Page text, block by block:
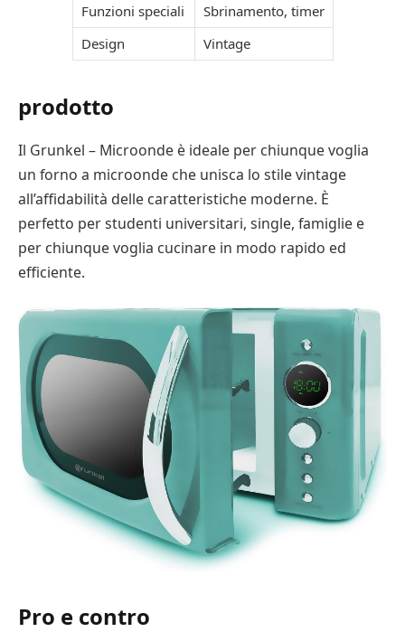
Funzioni speciali
Sbrinamento, timer
Design
Vintage
prodotto
Il Grunkel – Microonde è ideale per chiunque voglia
un forno a microonde che unisca lo stile vintage
all’affidabilità delle caratteristiche moderne. È
perfetto per studenti universitari, single, famiglie e
per chiunque voglia cucinare in modo rapido ed
efficiente.
Pro e contro